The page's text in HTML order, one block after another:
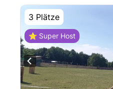
3 Plätze
⭐ Super Host